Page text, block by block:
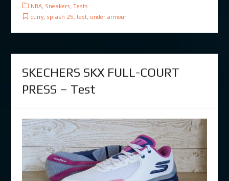
NBA, Sneakers, Tests
curry, splash 25, test, under armour
SKECHERS SKX FULL-COURT
PRESS – Test